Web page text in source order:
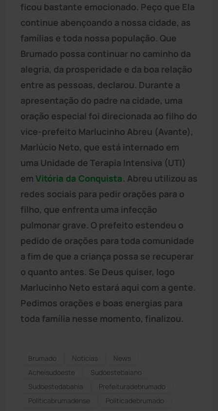
ficou bastante emocionado. Peço que Ela
continue abençoando a nossa cidade, as
famílias e toda nossa população. Que
Brumado possa continuar no caminho da
alegria, da prosperidade e da boa relação
entre as pessoas, declarou. Durante a
apresentação do padre na cidade, uma
oração especial foi direcionada ao filho do
vice-prefeito Marlucinho Abreu (Avante),
Marlúcio Neto, que está internado em
uma Unidade de Terapia Intensiva (UTI)
em Vitória da Conquista. Abreu utilizou as
redes sociais para pedir orações para o
filho, que enfrenta uma infecção
pulmonar grave. O prefeito estendeu o
pedido de orações para toda comunidade
a fim de que a criança possa se recuperar
o quanto antes. Se Deus quiser, logo
Marlucinho Neto estará aqui com a gente.
Pedimos orações e boas energias para
toda família nesse momento, finalizou.
Brumado Notícias
News
Acheisudoeste
Sudoestebaiano
Sudoestedabahia
Prefeituradebrumado
Políticabrumadense
Políticadebrumado